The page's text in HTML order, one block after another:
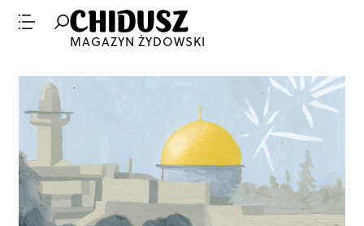
MAGAZYN ŻYDOWSKI